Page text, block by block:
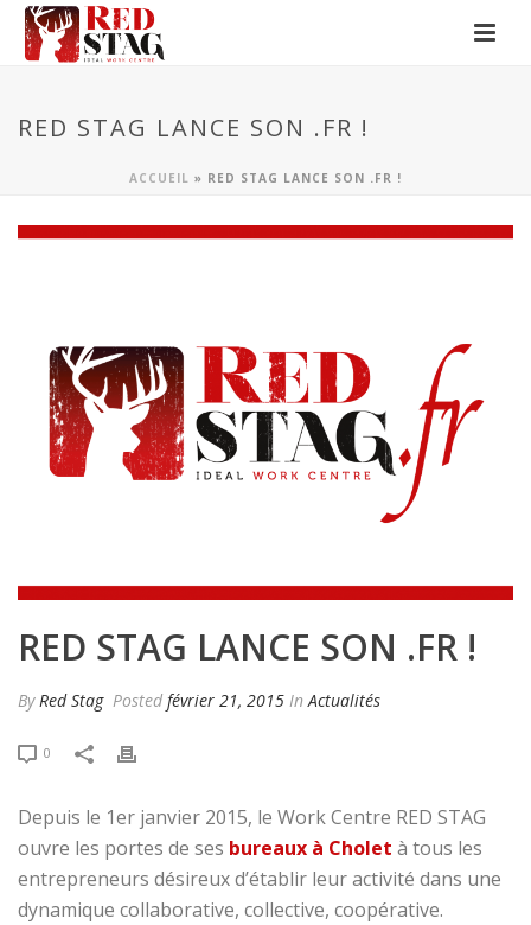
RED STAG LANCE SON .FR !
ACCUEIL » RED STAG LANCE SON .FR !
RED STAG LANCE SON .FR !
ByRed Stag Posted février 21, 2015 InActualités
0
Depuis le 1er janvier 2015, le Work Centre RED STAG
ouvre les portes de ses bureaux à Cholet à tous les
entrepreneurs désireux d’établir leur activité dans une
dynamique collaborative, collective, coopérative.